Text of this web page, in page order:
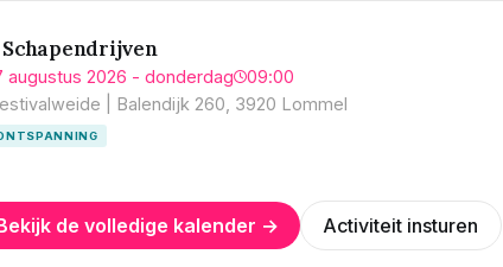
Schapendrijven
augustus 2026 - donderdag
09:00
| Balendijk 260, 3920 Lommel
de volledige kalender → Activiteit insturen